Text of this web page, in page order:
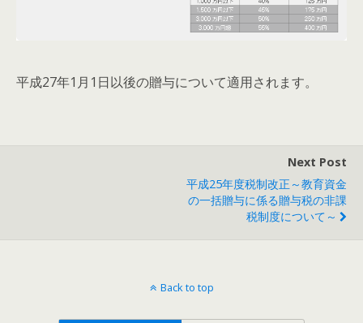
平成27年1月1日以後の贈与について適用されます。
Next Post
平成25年度税制改正～教育資金
の一括贈与に係る贈与税の非課
税制度について～
Back to top